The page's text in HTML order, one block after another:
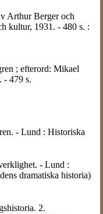
Arthur Berger och
kultur, 1931. - 480 s. :
; efterord: Mikael
- 479 s.
- Lund : Historiska
- Lund :
dramatiska historia)
2.